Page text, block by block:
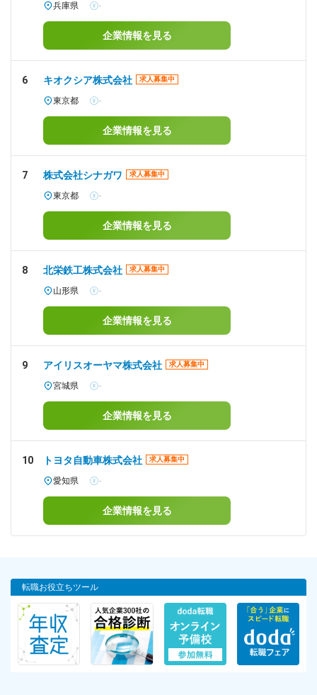
兵庫県 -
企業情報を見る
6 キオクシア株式会社 求人募集中
東京都 -
企業情報を見る
7 株式会社シナガワ 求人募集中
東京都 -
企業情報を見る
8 北栄鉄工株式会社 求人募集中
山形県 -
企業情報を見る
9 アイリスオーヤマ株式会社 求人募集中
宮城県 -
企業情報を見る
10 トヨタ自動車株式会社 求人募集中
愛知県 -
企業情報を見る
転職お役立ちツール